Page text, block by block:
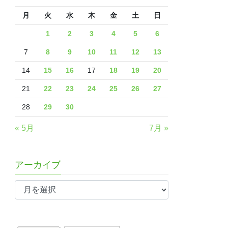
月 火 水 木 金 土 日
1 2 3 4 5 6
7 8 9 10 11 12 13
14 15 16 17 18 19 20
21 22 23 24 25 26 27
28 29 30
« 5月 7月 »
アーカイブ
ア